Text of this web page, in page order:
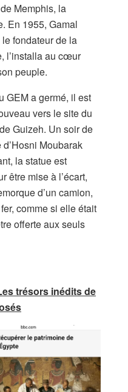
Memphis, la
En 1955, Gamal
fondateur de la
l’installa au cœur
peuple.
GEM a germé, il est
vers le site du
Guizeh. Un soir de
Moubarak
la statue est
être mise à l’écart,
d’un camion,
comme si elle était
offerte aux seuls
trésors inédits de